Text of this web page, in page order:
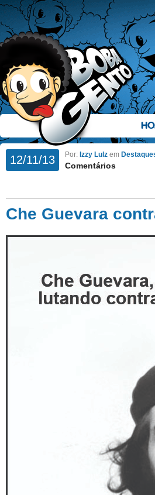
12/11/13 Por: Izzy Lulz em
Comentários
Che Guevara